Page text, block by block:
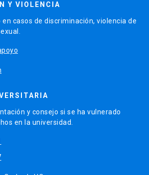
Y VIOLENCIA
casos de discriminación, violencia de
y consejo si se ha vulnerado
en la universidad.